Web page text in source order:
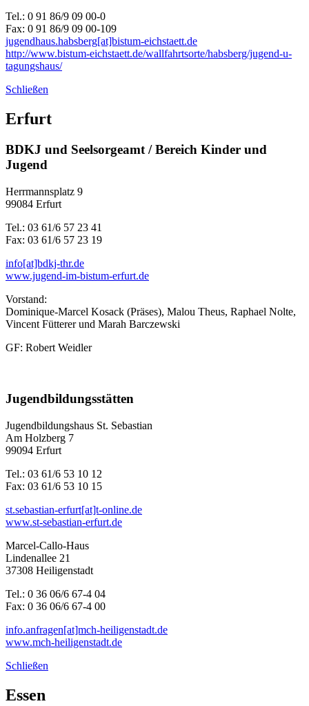
Tel.: 0 91 86/9 09 00-0
Fax: 0 91 86/9 09 00-109
jugendhaus.habsberg[at]bistum-eichstaett.de
http://www.bistum-eichstaett.de/wallfahrtsorte/habsberg/jugend-u-
tagungshaus/
Schließen
Erfurt
BDKJ und Seelsorgeamt / Bereich Kinder und
Jugend
Herrmannsplatz 9
99084 Erfurt
Tel.: 03 61/6 57 23 41
Fax: 03 61/6 57 23 19
info[at]bdkj-thr.de
www.jugend-im-bistum-erfurt.de
Vorstand:
Dominique-Marcel Kosack (Präses), Malou Theus, Raphael Nolte,
Vincent Fütterer und Marah Barczewski
GF: Robert Weidler
Jugendbildungsstätten
Jugendbildungshaus St. Sebastian
Am Holzberg 7
99094 Erfurt
Tel.: 03 61/6 53 10 12
Fax: 03 61/6 53 10 15
st.sebastian-erfurt[at]t-online.de
www.st-sebastian-erfurt.de
Marcel-Callo-Haus
Lindenallee 21
37308 Heiligenstadt
Tel.: 0 36 06/6 67-4 04
Fax: 0 36 06/6 67-4 00
info.anfragen[at]mch-heiligenstadt.de
www.mch-heiligenstadt.de
Schließen
Essen